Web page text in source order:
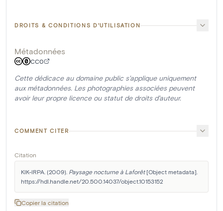
DROITS & CONDITIONS D'UTILISATION
Métadonnées
CC0
Cette dédicace au domaine public s'applique uniquement
aux métadonnées. Les photographies associées peuvent
avoir leur propre licence ou statut de droits d'auteur.
COMMENT CITER
Citation
KIK-IRPA. (2009). Paysage nocturne à Laforêt [Object metadata].
https://hdl.handle.net/20.500.14037/object.10153152
Copier la citation